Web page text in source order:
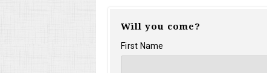
Will you come?
First Name